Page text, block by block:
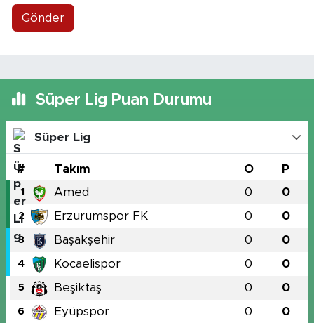
Gönder
Süper Lig Puan Durumu
Süper Lig
# Takım O P
1 Amed 0 0
2 Erzurumspor FK 0 0
3 Başakşehir 0 0
4 Kocaelispor 0 0
5 Beşiktaş 0 0
6 Eyüpspor 0 0